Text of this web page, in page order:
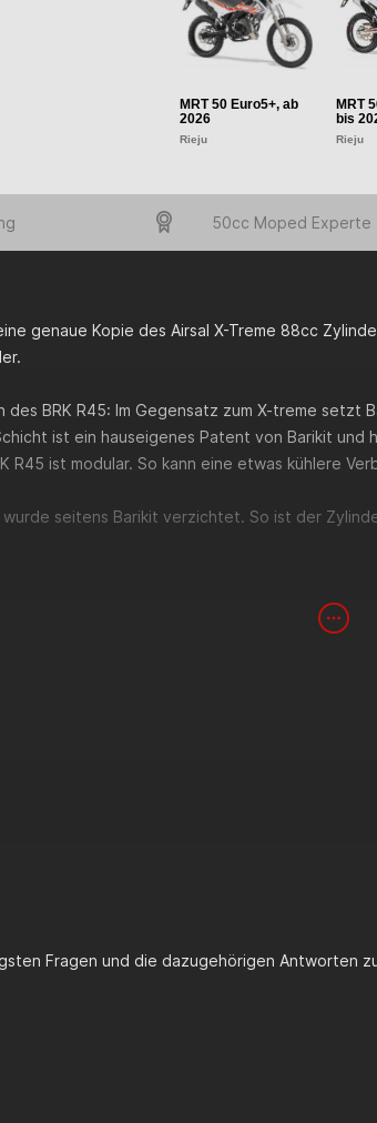
MRT 50 Euro5+, ab
2026
Rieju
MRT
bis
Rieju
50cc Moped Experte
genaue Kopie des Airsal X-Treme 88cc
des BRK R45: Im Gegensatz zum X-treme setzt
ist ein hauseigenes Patent von Barikit
R45 ist modular. So kann eine etwas kühlere
seitens Barikit verzichtet. So ist der
Fragen und die dazugehörigen Antworten